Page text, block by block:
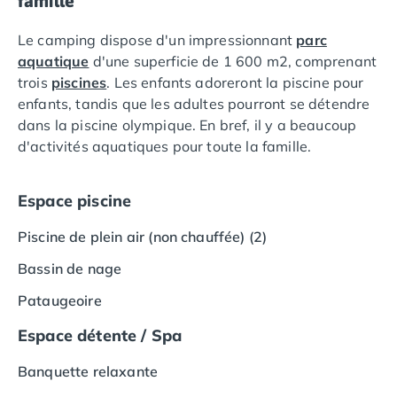
Camping Aude
Camping Gruissan
Camping Narbonne-Plage
Camping Sigean
Camping Gard
Camping Aigues-Mortes
Camping Nîmes
Camping Hérault
Camping Agde
Camping La Grande Motte
Camping Marseillan-Plage
Camping Palavas-les-Flots
Camping Valras-Plage
Le camping dispose d'un impressionnant parc
aquatique d'une superficie de 1 600 m2, comprenant
trois piscines. Les enfants adoreront la piscine pour
enfants, tandis que les adultes pourront se détendre
dans la piscine olympique. En bref, il y a beaucoup
d'activités aquatiques pour toute la famille.
Espace piscine
Piscine de plein air (non chauffée) (2)
Bassin de nage
Pataugeoire
Espace détente / Spa
Banquette relaxante